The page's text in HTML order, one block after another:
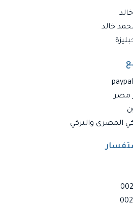
خالد
مصر
المصرى والتركي